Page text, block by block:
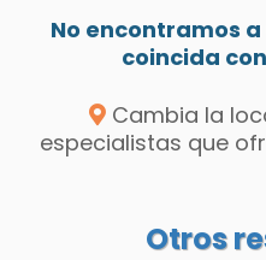
No encontramos
coincida
Cambia la
especialistas que
Otros